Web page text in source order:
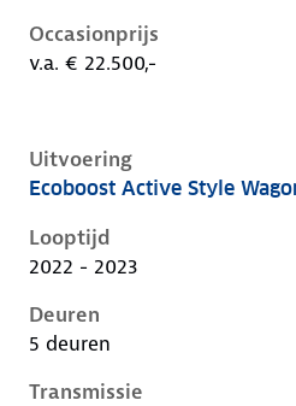
Occasionprijs
v.a. € 22.500,-
Uitvoering
Ford Focus iv-1e-facelift,
Ecoboost Active Style
Looptijd
2022 - 2023
Deuren
5 deuren
Transmissie